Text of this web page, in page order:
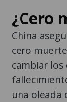
¿Cero
China
cero
cambiar
una oleada